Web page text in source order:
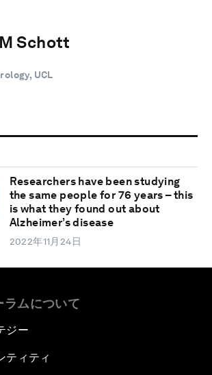
Schott
UCL
Researchers have been studying
the same people for 76 years – this
is what they found out about
Alzheimer’s disease
2022年11月24日
ラムについて
ジー
ティティ